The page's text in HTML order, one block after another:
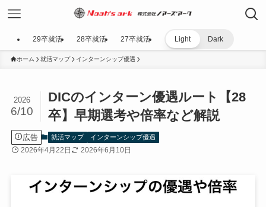
29卒就活 28卒就活 27卒就活 Light Dark
ホーム 就活マップ インターンシップ優遇
DICのインターン優遇ルート【28
卒】早期選考や倍率など解説
2026
6/10
広告 就活マップ インターンシップ優遇
2026年4月22日 2026年6月10日